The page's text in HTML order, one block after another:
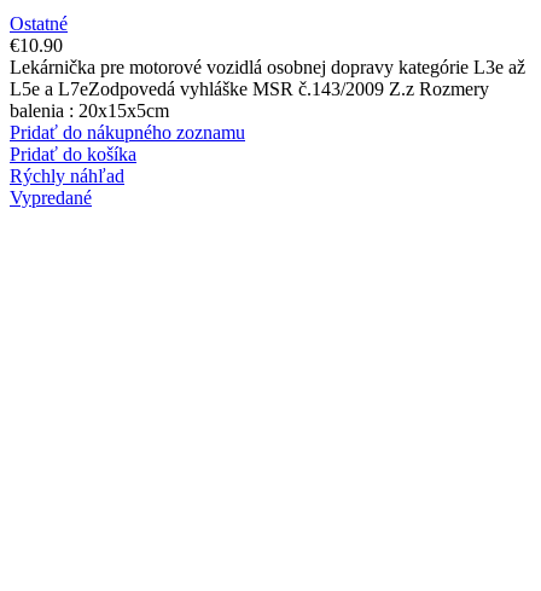
Ostatné
€10.90
Lekárnička pre motorové vozidlá osobnej dopravy kategórie L3e až
L5e a L7eZodpovedá vyhláške MSR č.143/2009 Z.z Rozmery
balenia : 20x15x5cm
Pridať do nákupného zoznamu
Pridať do košíka
Rýchly náhľad
Vypredané